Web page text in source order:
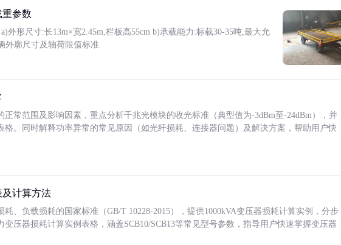
重参数
外形尺寸:长13m×宽2.45m,栏板高55cm b)承载能力:标载30-35吨,最大允
外廓尺寸及轴荷限值标准
常范围及影响因素，重点分析千兆光模块的收光标准（典型值为-3dBm至-24dBm），并
格。同时解释功率异常的常见原因（如光纤损耗、连接器问题）及解决方案，帮助用户快
计算方法
、负载损耗的国家标准（GB/T 10228-2015），提供1000kVA变压器损耗计算实例，分步
压器损耗计算实例表格，涵盖SCB10/SCB13等常见型号参数，指导用户快速掌握变压器